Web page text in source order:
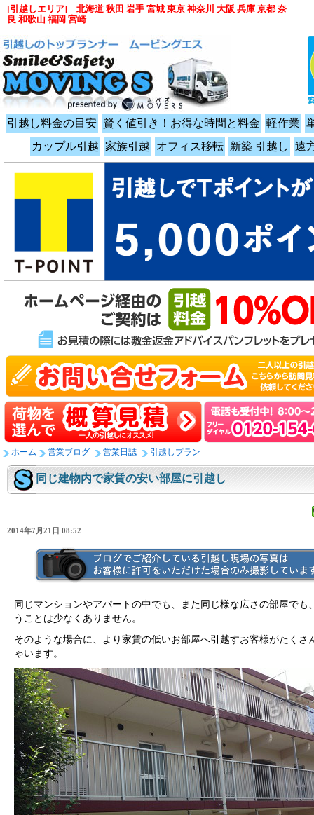
引越し料金の目安 賢く値引き！お得な時間と料金 軽作業
カップル引越 家族引越 オフィス移転 新築 引越し 遠
ホーム 営業ブログ 営業日誌 引越しプラン
同じ建物内で家賃の安い部屋に引越し
2014年7月21日 08:52
同じマンションやアパートの中でも、また同じ様な広さの部屋でも
うことは少なくありません。
そのような場合に、より家賃の低いお部屋へ引越すお客様がたくさ
ゃいます。
[引越しエリア] 北海道 秋田 岩手 宮城 東京 神奈川 大阪 兵庫 京都 奈
良 和歌山 福岡 宮崎